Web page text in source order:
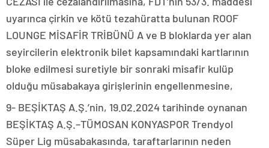
uyarınca çirkin ve kötü tezahüratta bulunan ROOF
LOUNGE MİSAFİR TRİBÜNÜ A ve B bloklarda yer alan
seyircilerin elektronik bilet kapsamındaki kartlarının
bloke edilmesi suretiyle bir sonraki misafir kulüp
olduğu müsabakaya girişlerinin engellenmesine,
9- BEŞİKTAŞ A.Ş.’nin, 19.02.2024 tarihinde oynanan
BEŞİKTAŞ A.Ş.–TÜMOSAN KONYASPOR Trendyol
Süper Lig müsabakasında, taraftarlarının neden